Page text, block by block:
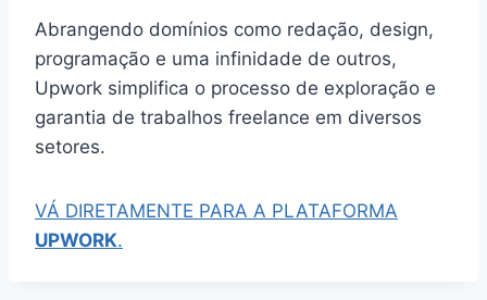
Abrangendo domínios como redação, design,
programação e uma infinidade de outros,
Upwork simplifica o processo de exploração e
garantia de trabalhos freelance em diversos
setores.
VÁ DIRETAMENTE PARA A PLATAFORMA
UPWORK.